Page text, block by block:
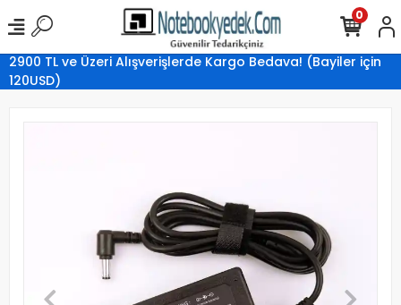
2900 TL ve Üzeri Alışverişlerde Kargo Bedava! (Bayiler için
120USD)
0